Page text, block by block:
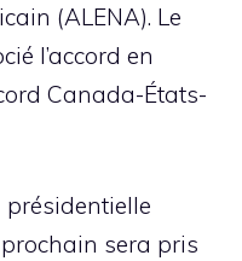
(ALENA). Le
l’accord en
Canada-États-
présidentielle
sera pris